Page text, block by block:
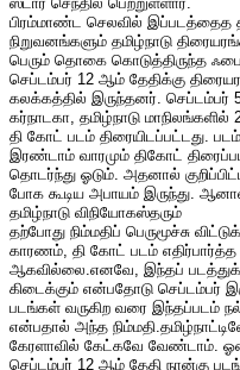
பிரம்மாண்ட செலவில் இப்படத்தைத
நிறுவனங்களும் தமிழ்நாடு
பெரும் தொகை கொடுத்திருந்த
செப்டம்பர் 12 ஆம் தேதிக்கு
கலக்கத்தில் இருந்தனர். செப்டம்பர்
கர்நாடகா, தமிழ்நாடு
தி கோட் படம் திரையிடப்பட்டது.
இரண்டாம் வாரமும் திகோட்
தொடர்ந்து ஓடும். அதனால்
போக கூடிய அபாயம் இருந்து.
தமிழ்நாடு விநியோகஸ்தரும்
தற்போது நிம்மதிப் பெருமூச்சு
காரணம், தி கோட் படம்
ஆகவில்லை.எனவே, இந்தப்
கிடைக்கும் என்பதோடு செப்டம்பர்
படங்கள் வருகிற வரை இந்தப்படம்
என்பதால் அந்த
கேரளாவில் கேட்கவே வேண்டாம்.
செப்டம்பர் 12 ஆம் தேதி நான்கு